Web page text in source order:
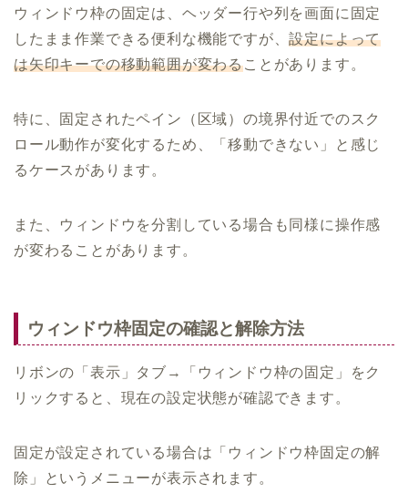
ウィンドウ枠の固定は、ヘッダー行や列を画面に固定
したまま作業できる便利な機能ですが、設定によって
は矢印キーでの移動範囲が変わることがあります。
特に、固定されたペイン（区域）の境界付近でのスク
ロール動作が変化するため、「移動できない」と感じ
るケースがあります。
また、ウィンドウを分割している場合も同様に操作感
が変わることがあります。
ウィンドウ枠固定の確認と解除方法
リボンの「表示」タブ→「ウィンドウ枠の固定」をク
リックすると、現在の設定状態が確認できます。
固定が設定されている場合は「ウィンドウ枠固定の解
除」というメニューが表示されます。